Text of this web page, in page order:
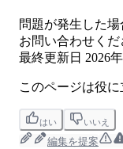
問題が発生した場
お問い合わせくだ
最終更新日 2026
このページは役に
はい いいえ
編集を提案